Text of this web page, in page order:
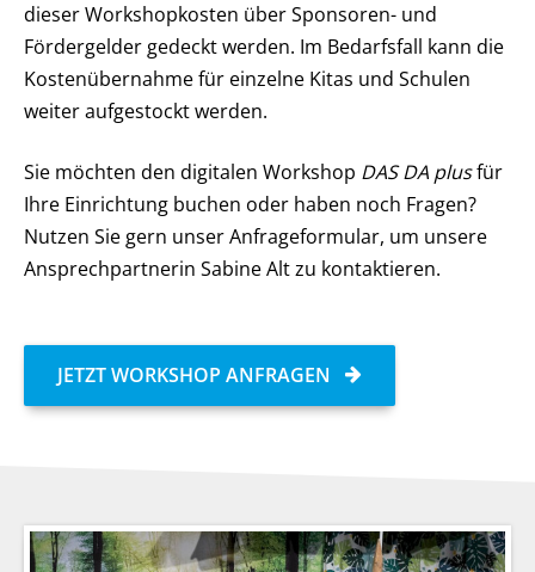
dieser Workshopkosten über Sponsoren- und
Fördergelder gedeckt werden. Im Bedarfsfall kann die
Kostenübernahme für einzelne Kitas und Schulen
weiter aufgestockt werden.
Sie möchten den digitalen Workshop DAS DA plusfür
Ihre Einrichtung buchen oder haben noch Fragen?
Nutzen Sie gern unser Anfrageformular, um unsere
Ansprechpartnerin Sabine Alt zu kontaktieren.
JETZT WORKSHOP ANFRAGEN